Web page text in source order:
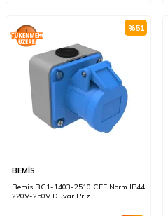
%51
BEMİS
Bemis BC1-1403-2510 CEE Norm IP44
220V-250V Duvar Priz